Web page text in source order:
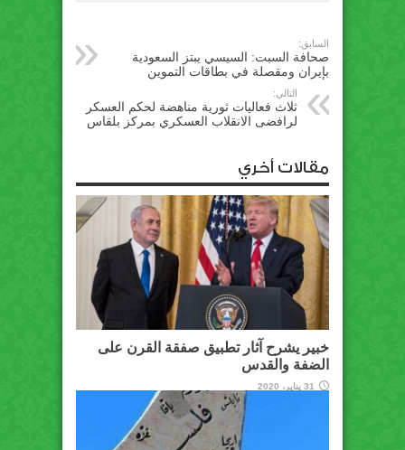
السابق:
صحافة السبت: السيسي يبتز السعودية
بإيران ومقصلة في بطاقات التموين
التالي:
ثلاث فعاليات ثورية مناهضة لحكم العسكر
لرافضى الانقلاب العسكري بمركز بلقاس
مقالات أخري
خبير يشرح آثار تطبيق صفقة القرن على
الضفة والقدس
31 يناير، 2020